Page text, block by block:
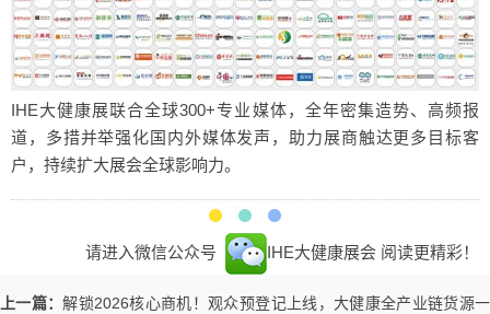
IHE大健康展联合全球300+专业媒体，全年密集造势、高频报
道，多措并举强化国内外媒体发声，助力展商触达更多目标客
户，持续扩大展会全球影响力。
请进入微信公众号 IHE大健康展会 阅读更精彩！
上一篇：解锁2026核心商机！观众预登记上线，大健康全产业链货源一